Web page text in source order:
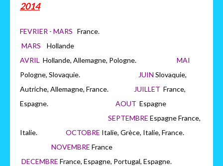
2014
FEVRIER - MARS France.
MARS Hollande
AVRIL Hollande, Allemagne, Pologne. MAI
Pologne, Slovaquie.
JUIN Slovaquie,
Autriche, Allemagne, France.
JUILLET France,
Espagne. AOUT Espagne
SEPTEMBRE Espagne France,
Italie. OCTOBRE Italie, Grèce, Italie, France.
NOVEMBRE France
DECEMBRE France, Espagne, Portugal, Espagne.